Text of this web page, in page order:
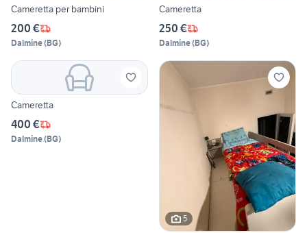
Cameretta per bambini
200 €
Dalmine(BG)
Cameretta
250 €
Dalmine(BG)
Cameretta
400 €
Dalmine(BG)
5